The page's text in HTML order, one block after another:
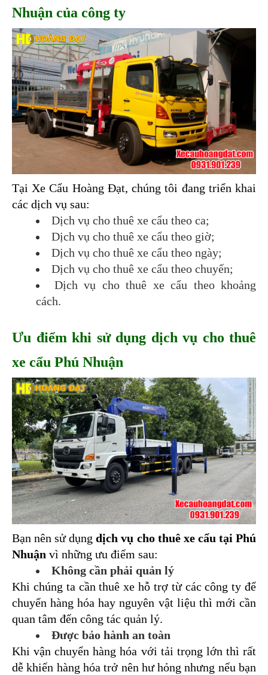
Nhuận của công ty
Tại Xe Cẩu Hoàng Đạt, chúng tôi đang triển khai
các dịch vụ sau:
Dịch vụ cho thuê xe cẩu theo ca;
Dịch vụ cho thuê xe cẩu theo giờ;
Dịch vụ cho thuê xe cẩu theo ngày;
Dịch vụ cho thuê xe cẩu theo chuyến;
Dịch vụ cho thuê xe cẩu theo khoảng
cách.
Ưu điểm khi sử dụng dịch vụ cho thuê
xe cẩu Phú Nhuận
Bạn nên sử dụng dịch vụ cho thuê xe cẩu tại Phú
Nhuận vì những ưu điểm sau:
Không cần phải quản lý
Khi chúng ta cần thuê xe hỗ trợ từ các công ty để
chuyển hàng hóa hay nguyên vật liệu thì mới cần
quan tâm đến công tác quản lý.
Được bảo hành an toàn
Khi vận chuyển hàng hóa với tải trọng lớn thì rất
dễ khiến hàng hóa trở nên hư hỏng nhưng nếu bạn